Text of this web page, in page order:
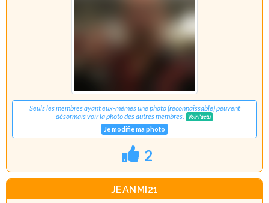
Seuls les membres ayant eux-mêmes une photo (reconnaissable) peuvent
désormais voir la photo des autres membres.
Voir l'actu
Je modifie ma photo
2
JEANMI21